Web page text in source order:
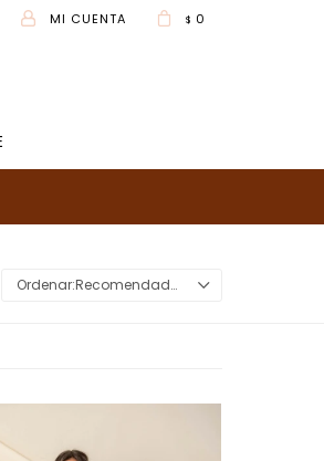
$ 0
Recomendados